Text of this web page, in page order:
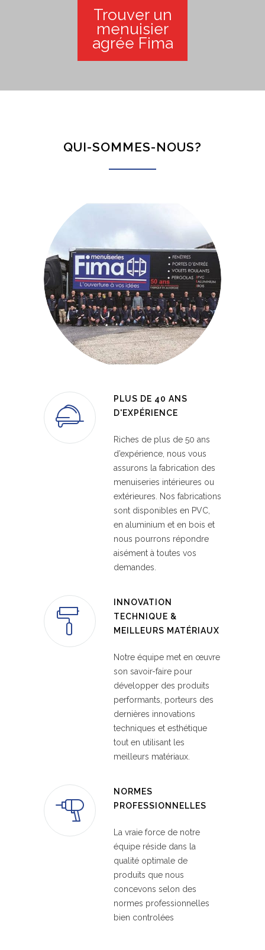
Trouver un
menuisier
agrée Fima
QUI-SOMMES-NOUS?
PLUS DE 40 ANS
D'EXPÉRIENCE
Riches de plus de 50 ans
d’expérience, nous vous
assurons la fabrication des
menuiseries intérieures ou
extérieures. Nos fabrications
sont disponibles en PVC,
en aluminium et en bois et
nous pourrons répondre
aisément à toutes vos
demandes.
INNOVATION
TECHNIQUE &
MEILLEURS MATÉRIAUX
Notre équipe met en œuvre
son savoir-faire pour
développer des produits
performants, porteurs des
dernières innovations
techniques et esthétique
tout en utilisant les
meilleurs matériaux.
NORMES
PROFESSIONNELLES
La vraie force de notre
équipe réside dans la
qualité optimale de
produits que nous
concevons selon des
normes professionnelles
bien controlées